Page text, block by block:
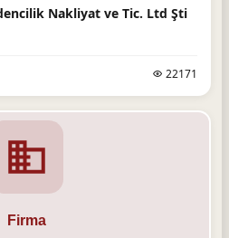
Nakliyat ve Tic. Ltd Şti
22171